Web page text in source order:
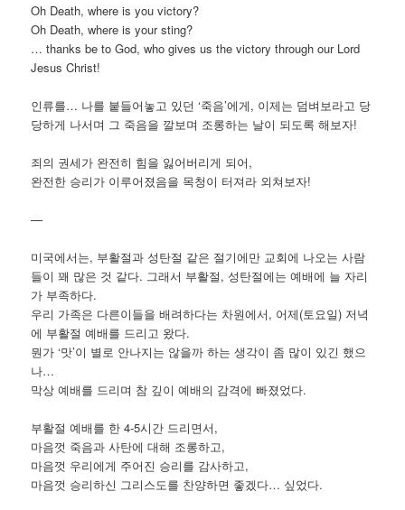
Oh Death, where is you victory?
Oh Death, where is your sting?
… thanks be to God, who gives us the victory through our Lord
Jesus Christ!
인류를… 나를 붙들어놓고 있던 ‘죽음’에게, 이제는 덤벼보라고 당
당하게 나서며 그 죽음을 깔보며 조롱하는 날이 되도록 해보자!
죄의 권세가 완전히 힘을 잃어버리게 되어,
완전한 승리가 이루어졌음을 목청이 터져라 외쳐보자!
—
미국에서는, 부활절과 성탄절 같은 절기에만 교회에 나오는 사람
들이 꽤 많은 것 같다. 그래서 부활절, 성탄절에는 예배에 늘 자리
가 부족하다.
우리 가족은 다른이들을 배려하다는 차원에서, 어제(토요일) 저녁
에 부활절 예배를 드리고 왔다.
뭔가 ‘맛’이 별로 안나지는 않을까 하는 생각이 좀 많이 있긴 했으
나…
막상 예배를 드리며 참 깊이 예배의 감격에 빠졌었다.
부활절 예배를 한 4-5시간 드리면서,
마음껏 죽음과 사탄에 대해 조롱하고,
마음껏 우리에게 주어진 승리를 감사하고,
마음껏 승리하신 그리스도를 찬양하면 좋겠다… 싶었다.